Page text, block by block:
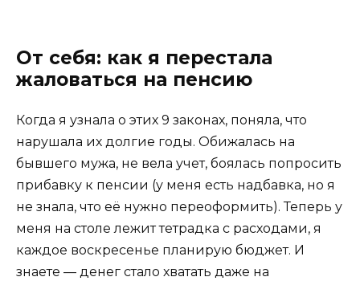
От себя: как я перестала
жаловаться на пенсию
Когда я узнала о этих 9 законах, поняла, что
нарушала их долгие годы. Обижалась на
бывшего мужа, не вела учет, боялась попросить
прибавку к пенсии (у меня есть надбавка, но я
не знала, что её нужно переоформить). Теперь у
меня на столе лежит тетрадка с расходами, я
каждое воскресенье планирую бюджет. И
знаете — денег стало хватать даже на